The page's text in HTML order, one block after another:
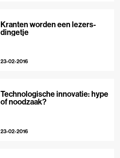
Kranten worden een lezers-
dingetje
23-02-2016
Technologische innovatie: hype
of noodzaak?
23-02-2016